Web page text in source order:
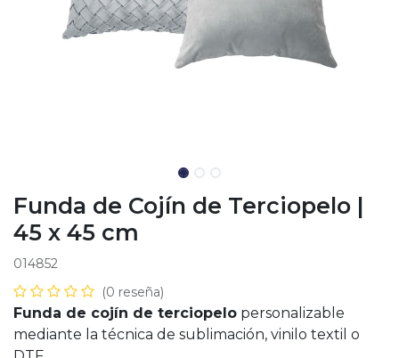
Funda de Cojín de Terciopelo |
45 x 45 cm
014852
(0 reseña)
Funda de cojín de terciopelo personalizable
mediante la técnica de sublimación, vinilo textil o